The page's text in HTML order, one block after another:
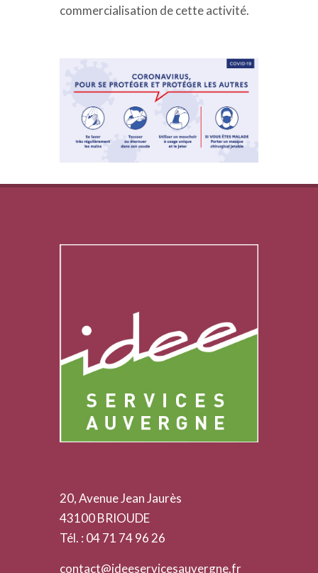
commercialisation de cette activité.
20, Avenue Jean Jaurès
43100 BRIOUDE
Tél. : 04 71 74 96 26
contact@ideeservicesauvergne.fr